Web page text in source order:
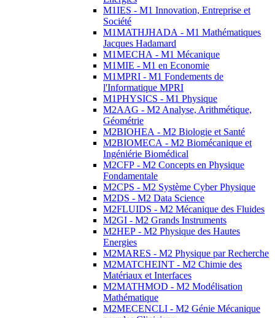
M1IES - M1 Innovation, Entreprise et
Société
M1MATHJHADA - M1 Mathématiques
Jacques Hadamard
M1MECHA - M1 Mécanique
M1MIE - M1 en Economie
M1MPRI - M1 Fondements de
l'Informatique MPRI
M1PHYSICS - M1 Physique
M2AAG - M2 Analyse, Arithmétique,
Géométrie
M2BIOHEA - M2 Biologie et Santé
M2BIOMECA - M2 Biomécanique et
Ingéniérie Biomédical
M2CFP - M2 Concepts en Physique
Fondamentale
M2CPS - M2 Système Cyber Physique
M2DS - M2 Data Science
M2FLUIDS - M2 Mécanique des Fluides
M2GI - M2 Grands Instruments
M2HEP - M2 Physique des Hautes
Energies
M2MARES - M2 Physique par Recherche
M2MATCHEINT - M2 Chimie des
Matériaux et Interfaces
M2MATHMOD - M2 Modélisation
Mathématique
M2MECENCLI - M2 Génie Mécanique